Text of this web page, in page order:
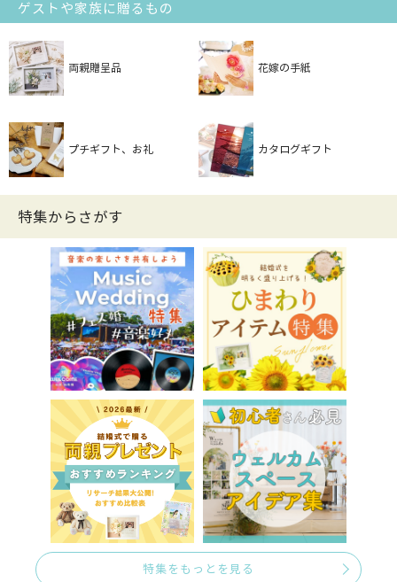
ゲストや家族に贈るもの
両親贈呈品 花嫁の手紙
プチギフト、お礼 カタログギフト
特集からさがす
特集をもっとを見る